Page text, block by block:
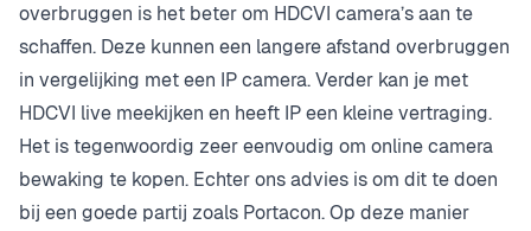
overbruggen is het beter om HDCVI camera’s aan te
schaffen. Deze kunnen een langere afstand overbruggen
in vergelijking met een IP camera. Verder kan je met
HDCVI live meekijken en heeft IP een kleine vertraging.
Het is tegenwoordig zeer eenvoudig om online camera
bewaking te kopen. Echter ons advies is om dit te doen
bij een goede partij zoals Portacon. Op deze manier